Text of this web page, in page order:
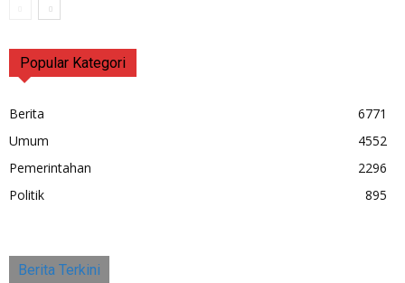
Popular Kategori
Berita
6771
Umum
4552
Pemerintahan
2296
Politik
895
Berita Terkini